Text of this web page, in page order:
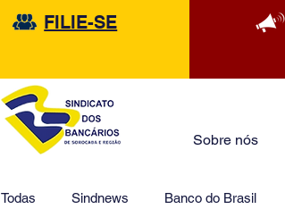
FILIE-SE
Sobre nós
Todas Sindnews Banco do Brasil